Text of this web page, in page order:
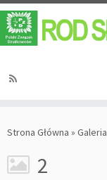
Strona Główna » Galeria
2